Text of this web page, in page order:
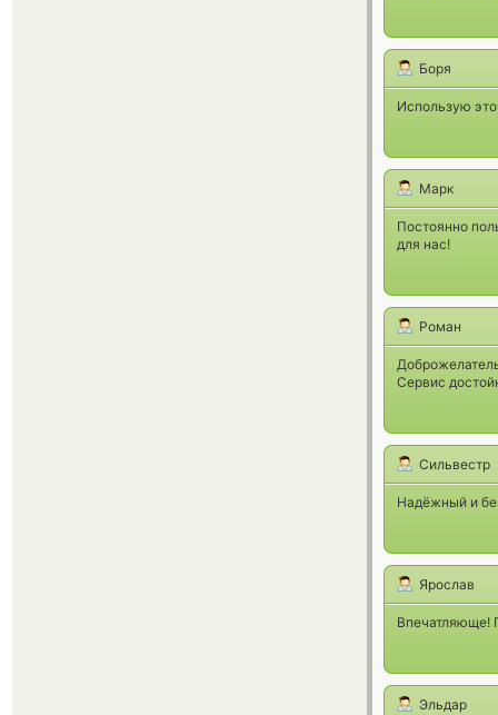
Боря
Использую
Марк
Постоянно
для нас!
Роман
Сервис
Сильвестр
Надёжный и
Ярослав
Впечатляюще!
Эльдар